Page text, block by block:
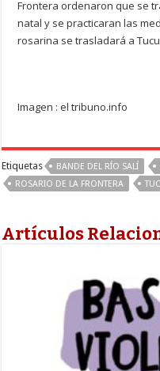
Frontera ordenaron que se
natal y se practicaran las
rosarina se trasladará a
Imagen : el tribuno.info
Etiquetas BANDE DEL RÍO SALÍ
ROSARIO DE LA FRONTERA
Artículos